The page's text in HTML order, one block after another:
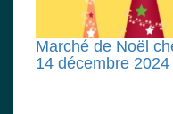
Marché de Noël
14 décembre 2024